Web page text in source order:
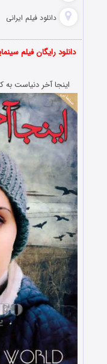
دانلود فیلم‌ ایرانی
دانلود رایگان فیلم
اینجا آخر دنیاست به